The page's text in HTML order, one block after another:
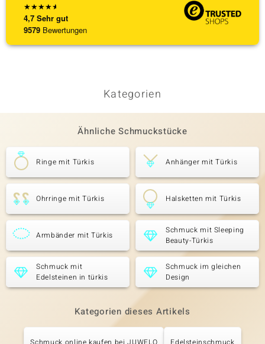
★★★★★
4,7 Sehr gut
9579 Bewertungen
Kategorien
Ähnliche Schmuckstücke
Ringe mit Türkis Anhänger mit Türkis
Ohrringe mit Türkis Halsketten mit Türkis
Armbänder mit Türkis
Schmuck mit Sleeping
Beauty-Türkis
Schmuck mit
Edelsteinen in türkis
Schmuck im gleichen
Design
Kategorien dieses Artikels